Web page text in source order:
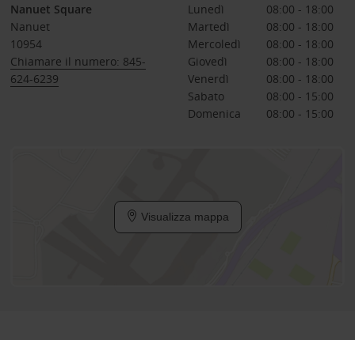
Nanuet Square
Nanuet
10954
Chiamare il numero: 845-
624-6239
Lunedì
08:00 - 18:00
Martedì
08:00 - 18:00
Mercoledì
08:00 - 18:00
Giovedì
08:00 - 18:00
Venerdì
08:00 - 18:00
Sabato
08:00 - 15:00
Domenica
08:00 - 15:00
Visualizza mappa